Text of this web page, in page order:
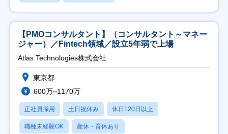
【PMOコンサルタント】（コンサルタント～マネー
ジャー）／Fintech領域／設立5年弱で上場
Atlas Technologies株式会社
東京都
600万~1170万
正社員採用 土日祝休み 休日120日以上
職種未経験OK 産休・育休あり